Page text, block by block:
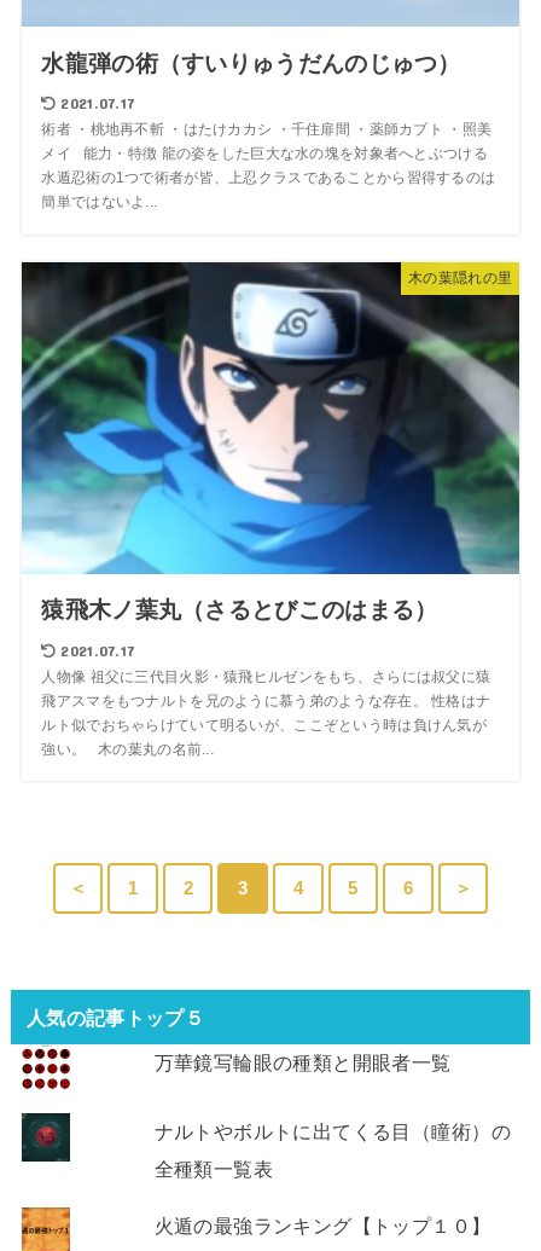
水龍弾の術（すいりゅうだんのじゅつ）
2021.07.17
術者 ・桃地再不斬 ・はたけカカシ ・千住扉間 ・薬師カブト ・照美
メイ 能力・特徴 龍の姿をした巨大な水の塊を対象者へとぶつける
水遁忍術の1つで術者が皆、上忍クラスであることから習得するのは
簡単ではないよ...
木の葉隠れの里
猿飛木ノ葉丸（さるとびこのはまる）
2021.07.17
人物像 祖父に三代目火影・猿飛ヒルゼンをもち、さらには叔父に猿
飛アスマをもつナルトを兄のように慕う弟のような存在。 性格はナ
ルト似でおちゃらけていて明るいが、ここぞという時は負けん気が
強い。 木の葉丸の名前...
＜ 1 2 3 4 5 6 ＞
人気の記事トップ５
万華鏡写輪眼の種類と開眼者一覧
ナルトやボルトに出てくる目（瞳術）の
全種類一覧表
火遁の最強ランキング【トップ１０】